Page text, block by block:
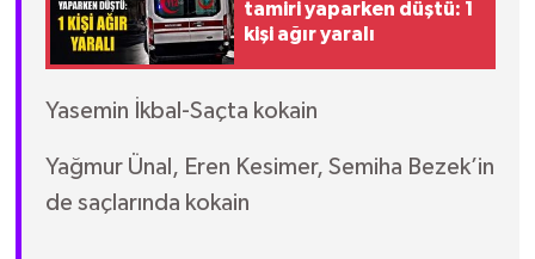
tamiri yaparken düştü: 1
kişi ağır yaralı
Yasemin İkbal-Saçta kokain
Yağmur Ünal, Eren Kesimer, Semiha Bezek’in
de saçlarında kokain